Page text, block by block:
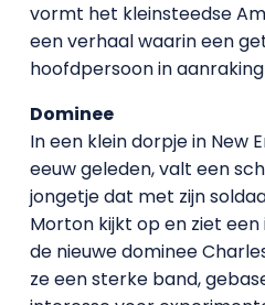
vormt het kleinsteedse
een verhaal waarin een
hoofdpersoon in
Dominee
In een klein dorpje in New
eeuw geleden, valt een
jongetje dat met zijn
Morton kijkt op en ziet
de nieuwe dominee
ze een sterke band,